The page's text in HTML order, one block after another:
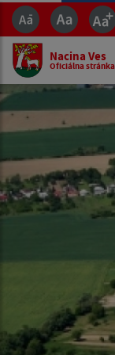
Nacina Ves
Oficiálna stránka